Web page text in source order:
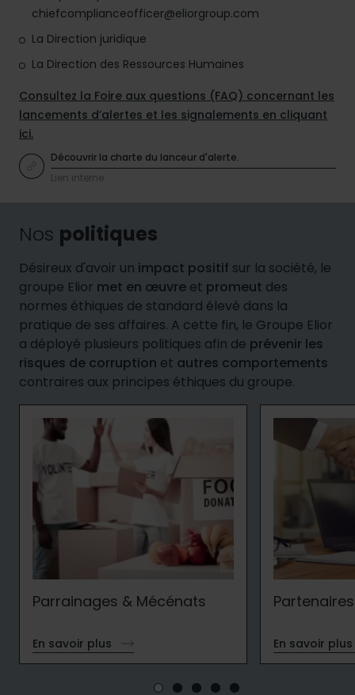
chiefcomplianceofficer@eliorgroup.com
La Direction juridique
La Direction des Ressources Humaines
Consultez la Foire aux questions (FAQ) concernant les
lancements d’alertes et les signalements en cliquant
ici.
Découvrir la charte du lanceur d'alerte.
Lien interne
Nos politiques
Désireux d'avoir un impact positif sur la société, le
groupe Elior met en œuvre et promeut des
normes éthiques de standard élevé dans la
pratique de ses affaires. A cette fin, le Groupe Elior
a déployé plusieurs politiques afin de prévenir les
risques de corruption et autres comportements
contraires aux principes éthiques du groupe.
Parrainages & Mécénats
En savoir plus En savoir plus